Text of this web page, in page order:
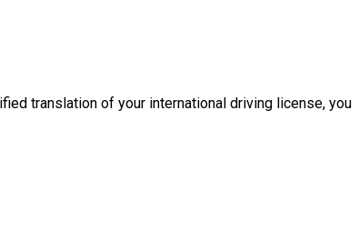
translation of your international driving license, you